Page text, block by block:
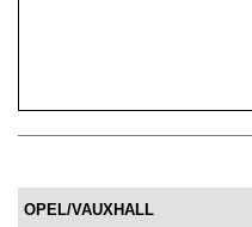
OPEL/VAUXHALL